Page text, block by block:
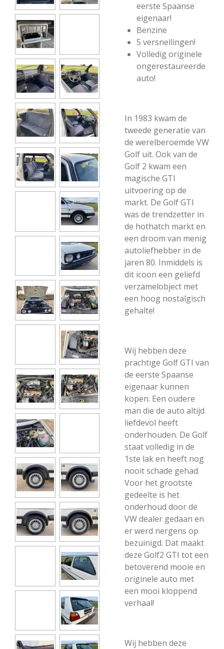
eerste Spaanse
eigenaar!
Benzine
5 versnellingen!
Volledig originele
ongerestaureerde
auto!
In 1983 kwam de
tweede generatie van
de werelberoemde VW
Golf uit. Ook van de
Golf 2 kwam een
magische GTI
uitvoering op de
markt. De Golf GTI
was de trendzetter in
de hothatch markt en
een droom van menig
autoliefhebber in de
jaren 80. Inmiddels is
dit icoon een geliefd
verzamelobject met
een hoog nostalgisch
gehalte!
Wij hebben deze
prachtige Golf GTI van
de eerste Spaanse
eigenaar kunnen
kopen. Een oudere
man die de auto altijd
liefdevol heeft
onderhouden. De Golf
staat volledig in de
1ste lak en heeft nog
nooit schade gehad.
Voor het grootste
gedeelte is het
onderhoud door de
VW dealer gedaan en
er werd nergens op
bezuinigd. Dat maakt
deze Golf2 GTI tot een
betoverend mooie en
originele auto met
een mooi kloppend
verhaal!
Wij hebben deze